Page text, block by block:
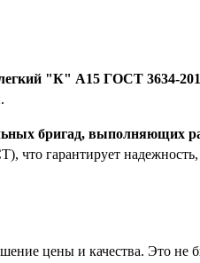
"К" А15 ГОСТ 3634-
бригад, выполняющих
что гарантирует
цены и качества. Это не